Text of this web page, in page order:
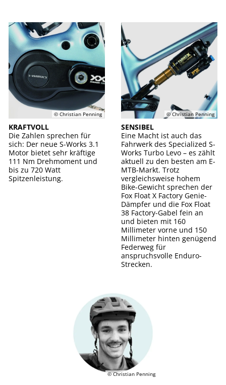
© Christian Penning
KRAFTVOLL
Die Zahlen sprechen für
sich: Der neue S-Works 3.1
Motor bietet sehr kräftige
111 Nm Drehmoment und
bis zu 720 Watt
Spitzenleistung.
© Christian Penning
SENSIBEL
Eine Macht ist auch das
Fahrwerk des Specialized S-
Works Turbo Levo – es zählt
aktuell zu den besten am E-
MTB-Markt. Trotz
vergleichsweise hohem
Bike-Gewicht sprechen der
Fox Float X Factory Genie-
Dämpfer und die Fox Float
38 Factory-Gabel fein an
und bieten mit 160
Millimeter vorne und 150
Millimeter hinten genügend
Federweg für
anspruchsvolle Enduro-
Strecken.
© Christian Penning